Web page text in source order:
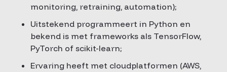
monitoring, retraining, automation);
Uitstekend programmeert in Python en
bekend is met frameworks als TensorFlow,
PyTorch of scikit-learn;
Ervaring heeft met cloudplatformen (AWS,